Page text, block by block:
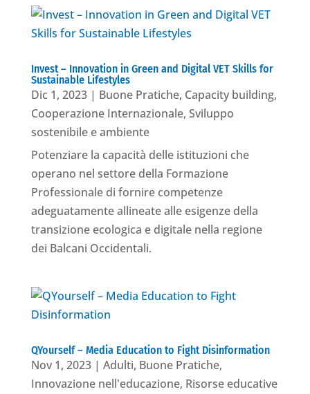
Invest – Innovation in Green and Digital VET Skills for
Sustainable Lifestyles
Dic 1, 2023| Buone Pratiche, Capacity building,
Cooperazione Internazionale, Sviluppo
sostenibile e ambiente
Potenziare la capacità delle istituzioni che
operano nel settore della Formazione
Professionale di fornire competenze
adeguatamente allineate alle esigenze della
transizione ecologica e digitale nella regione
dei Balcani Occidentali.
QYourself – Media Education to Fight Disinformation
Nov 1, 2023| Adulti, Buone Pratiche,
Innovazione nell'educazione, Risorse educative